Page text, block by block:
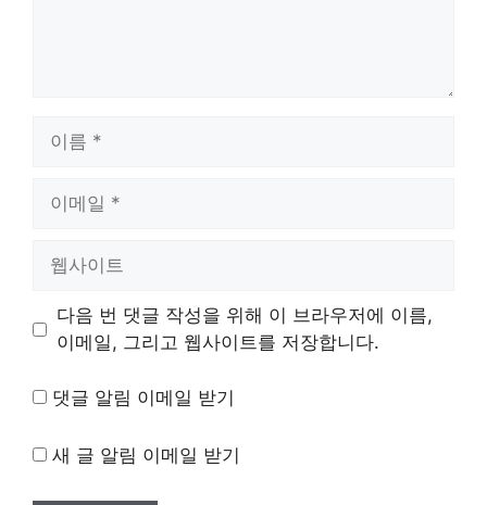
트
다음 번 댓글 작성을 위해 이 브라우저에 이름,
이메일, 그리고 웹사이트를 저장합니다.
댓글 알림 이메일 받기
새 글 알림 이메일 받기